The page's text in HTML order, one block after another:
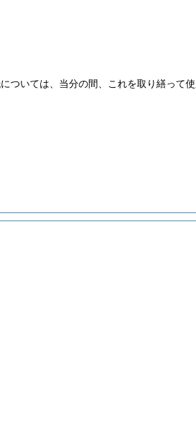
いては、当分の間、これを取り繕って使